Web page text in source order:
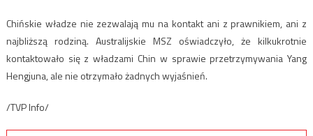
Chińskie władze nie zezwalają mu na kontakt ani z prawnikiem, ani z
najbliższą rodziną. Australijskie MSZ oświadczyło, że kilkukrotnie
kontaktowało się z władzami Chin w sprawie przetrzymywania Yang
Hengjuna, ale nie otrzymało żadnych wyjaśnień.
/TVP Info/